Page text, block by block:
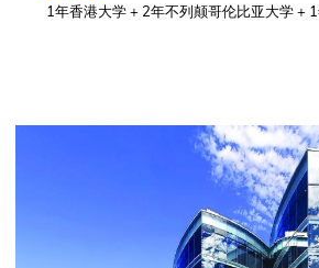
1年香港大学 + 2年不列颠哥伦比亚大学 +